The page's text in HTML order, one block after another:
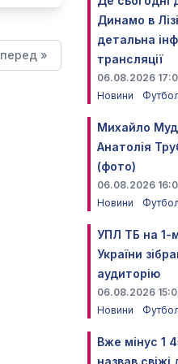
»
Динамо в
детальна
трансляції
06.08.2026
Новини
Футбол
Михайло
Анатолія
(фото)
06.08.2026
Новини
Футбол
УПЛ ТБ на 1-
України
аудиторію
06.08.2026
Новини
Футбол
Вже мінус 1
назвав свіжі